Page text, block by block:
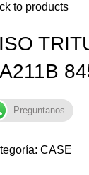
to products
Preguntanos
CASE